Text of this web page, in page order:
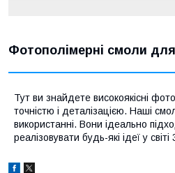
Фотополімерні смоли
Тут ви знайдете високоякісні
точністю і деталізацією. Наші
використанні. Вони ідеально
реалізовувати будь-які ідеї у